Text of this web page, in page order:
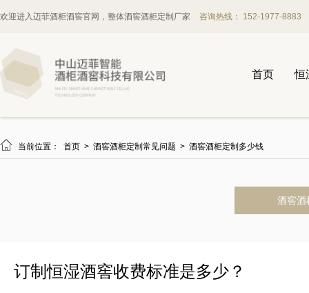
欢迎进入迈菲酒柜酒窖官网，整体酒窖酒柜定制厂家 咨询热线： 152-1977-8883
首页 恒
 当前位置： 首页 > 酒窖酒柜定制常见问题 > 酒窖酒柜定制多少钱
酒窖酒
订制恒湿酒窖收费标准是多少？